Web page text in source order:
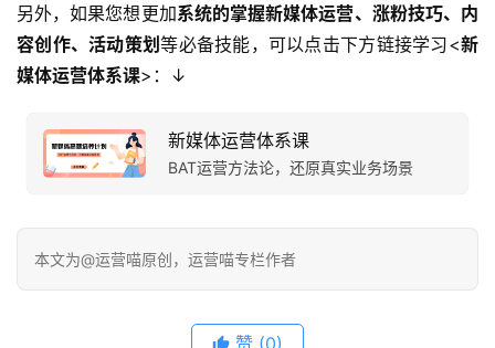
另外，如果您想更加系统的掌握新媒体运营、涨粉技巧、内
容创作、活动策划等必备技能，可以点击下方链接学习<新
媒体运营体系课>：↓
新媒体运营体系课
BAT运营方法论，还原真实业务场景
本文为@运营喵原创，运营喵专栏作者
赞 (0)